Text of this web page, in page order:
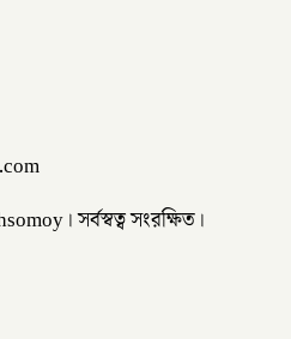
সর্বস্বত্ব সংরক্ষিত।